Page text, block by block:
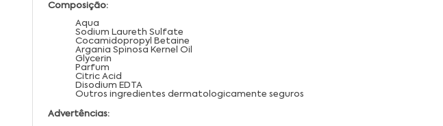
Composição:
Aqua
Sodium Laureth Sulfate
Cocamidopropyl Betaine
Argania Spinosa Kernel Oil
Glycerin
Parfum
Citric Acid
Disodium EDTA
Outros ingredientes dermatologicamente seguros
Advertências: